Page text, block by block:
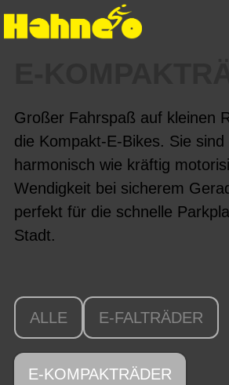
Großer Fahrspaß auf kleinen
die Kompakt-E-Bikes. Sie sind
harmonisch wie kräftig
Wendigkeit bei sicherem
perfekt für die schnelle
Stadt.
ALLE E-FALTRÄDER
E-KOMPAKTRÄDER